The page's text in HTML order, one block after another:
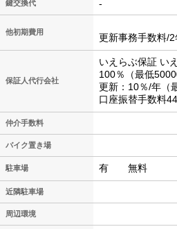
鍵交換代 -
他初期費用 更新事務手数
保証人代行会社
いえらぶ保証 い
100％（最低
更新：10％/年（
口座振替手数料
仲介手数料
バイク置き場
駐車場 有 無料
近隣駐車場
周辺環境